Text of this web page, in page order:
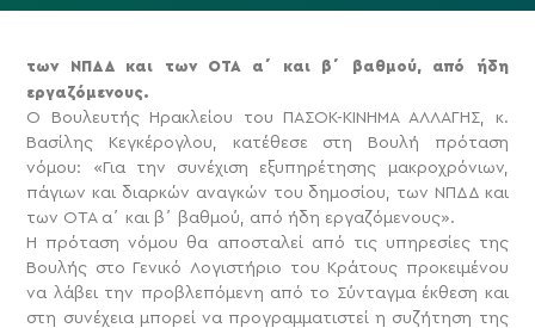
των ΝΠΔΔ και των ΟΤΑ α΄ και β΄ βαθμού, από ήδη
εργαζόμενους.
Ο Βουλευτής Ηρακλείου του ΠΑΣΟΚ-ΚΙΝΗΜΑ ΑΛΛΑΓΗΣ, κ.
Βασίλης Κεγκέρογλου, κατέθεσε στη Βουλή πρόταση
νόμου: «Για την συνέχιση εξυπηρέτησης μακροχρόνιων,
πάγιων και διαρκών αναγκών του δημοσίου, των ΝΠΔΔ και
των ΟΤΑ α΄ και β΄ βαθμού, από ήδη εργαζόμενους».
Η πρόταση νόμου θα αποσταλεί από τις υπηρεσίες της
Βουλής στο Γενικό Λογιστήριο του Κράτους προκειμένου
να λάβει την προβλεπόμενη από το Σύνταγμα έκθεση και
στη συνέχεια μπορεί να προγραμματιστεί η συζήτηση της